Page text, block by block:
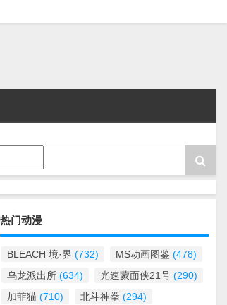
热门动漫
BLEACH 境·界 (732) MS动画图鉴 (478)
乌龙派出所 (634) 光速蒙面侠21号 (290)
加菲猫 (710) 北斗神拳 (294)